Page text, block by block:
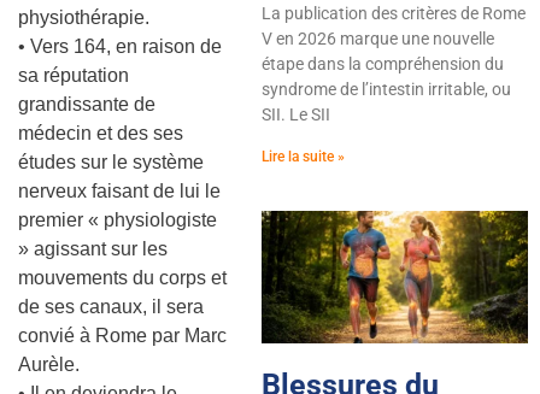
physiothérapie.
• Vers 164, en raison de
sa réputation
grandissante de
médecin et des ses
études sur le système
nerveux faisant de lui le
premier « physiologiste
» agissant sur les
mouvements du corps et
de ses canaux, il sera
convié à Rome par Marc
Aurèle.
La publication des critères de Rome
V en 2026 marque une nouvelle
étape dans la compréhension du
syndrome de l’intestin irritable, ou
SII. Le SII
Lire la suite »
Blessures du